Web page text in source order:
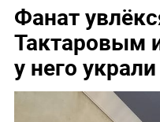
Фанат
Тактаровым
у него